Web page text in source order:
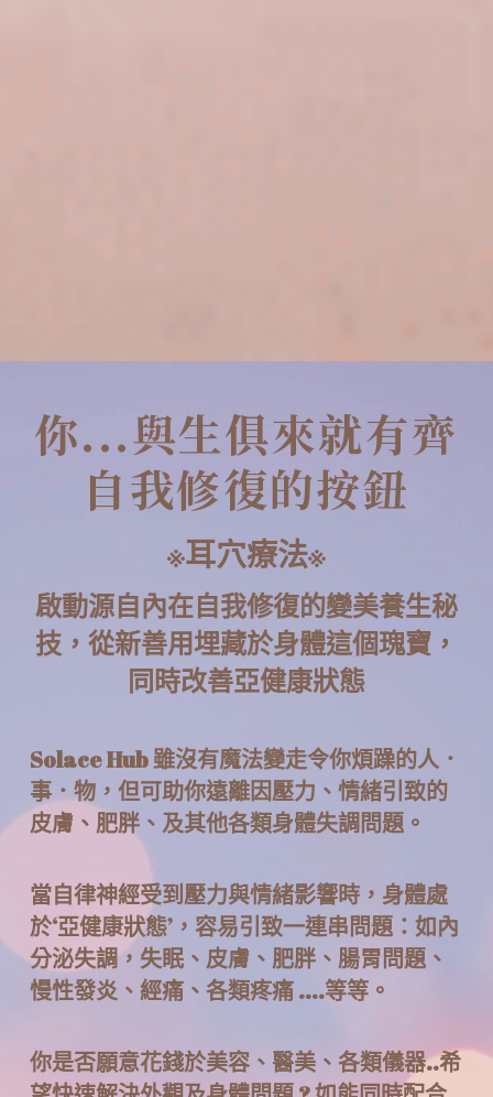
你...與生俱來就有齊
自我修復的按鈕
※耳穴療法※
啟動源自內在自我修復的變美養生秘
技，從新善用埋藏於身體這個瑰寶，
同時改善亞健康狀態
Solace Hub 雖沒有魔法變走令你煩躁的人．
事．物，但可助你遠離因壓力、情緒引致的
皮膚、肥胖、及其他各類身體失調問題。
當自律神經受到壓力與情緒影響時，身體處
於‘亞健康狀態’，容易引致一連串問題：如內
分泌失調，失眠、皮膚、肥胖、腸胃問題、
慢性發炎、經痛、各類疼痛 ....等等。
你是否願意花錢於美容、醫美、各類儀器..希